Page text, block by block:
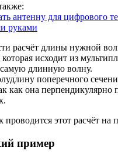
антенну для цифрового
руками
расчёт длины нужной
исходит из
длинную волну.
поперечного
как она перпендикулярно
проводится этот расчёт на
пример